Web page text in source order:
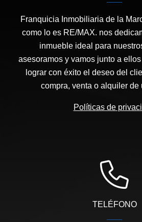
Franquicia Inmobiliaria de la
como lo es RE/MAX. nos
inmueble ideal para
asesoramos y vamos junto a
lograr con éxito el deseo del
compra, venta o alquiler de
Políticas de
TELÉFONO